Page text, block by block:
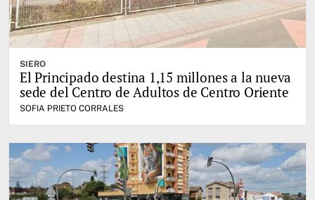
SIERO
El Principado destina 1,15 millones a la nueva
sede del Centro de Adultos de Centro Oriente
SOFIA PRIETO CORRALES